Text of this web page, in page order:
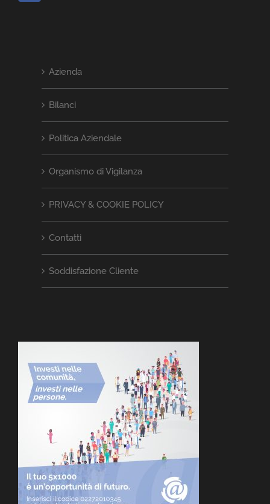
Azienda
Bilanci
Politica Aziendale
Organismo di Vigilanza
PRIVACY & COOKIE POLICY
Contatti
Soddisfazione Cliente